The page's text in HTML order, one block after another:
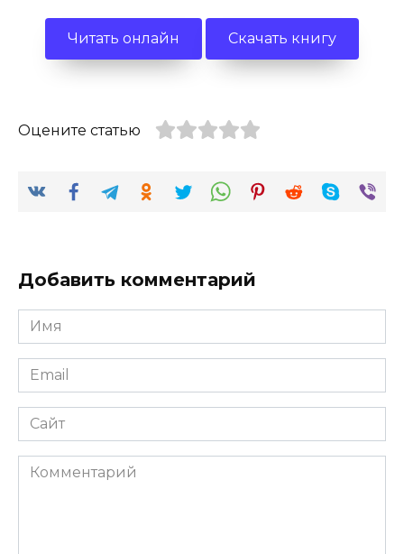
Читать онлайн Скачать книгу
Оцените статью
Добавить комментарий
Имя
*
Email
*
Сайт
Комментарий